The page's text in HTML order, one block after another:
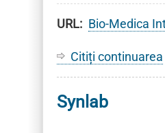
URL Bio-Medica
Citiți continuarea
Synlab